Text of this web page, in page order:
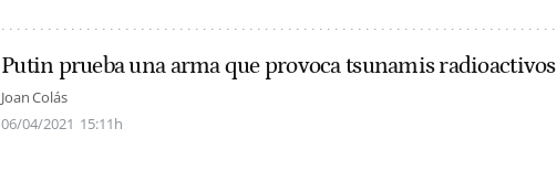
Putin prueba una arma que provoca tsunamis radioactivos
Joan Colás
06/04/2021 15:11h